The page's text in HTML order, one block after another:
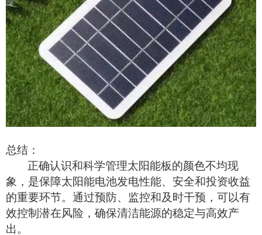
总结：
正确认识和科学管理太阳能板的颜色不均现
象，是保障太阳能电池发电性能、安全和投资收益
的重要环节。通过预防、监控和及时干预，可以有
效控制潜在风险，确保清洁能源的稳定与高效产
出。